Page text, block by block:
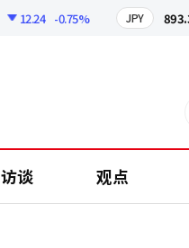
12.24 -0.75% JPY 893.38
访谈 观点